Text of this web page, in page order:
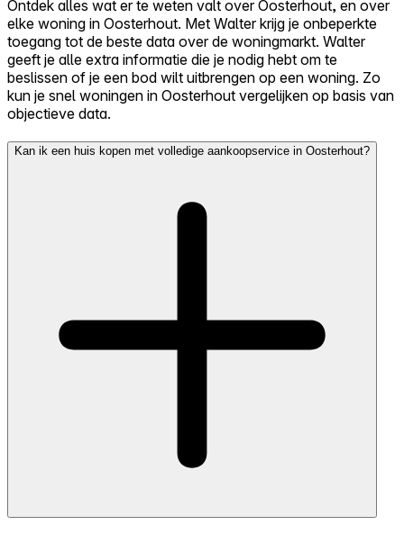
Ontdek alles wat er te weten valt over Oosterhout, en over
elke woning in Oosterhout. Met Walter krijg je onbeperkte
toegang tot de beste data over de woningmarkt. Walter
geeft je alle extra informatie die je nodig hebt om te
beslissen of je een bod wilt uitbrengen op een woning. Zo
kun je snel woningen in Oosterhout vergelijken op basis van
objectieve data.
Kan ik een huis kopen met volledige aankoopservice in Oosterhout?